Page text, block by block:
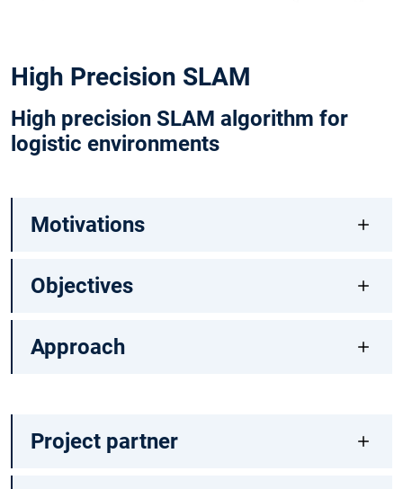
High Precision SLAM
High precision SLAM algorithm for
logistic environments
Motivations
Objectives
Approach
Project partner